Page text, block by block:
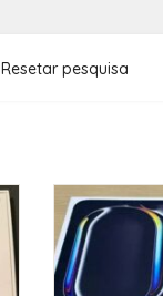
Resetar pesquisa